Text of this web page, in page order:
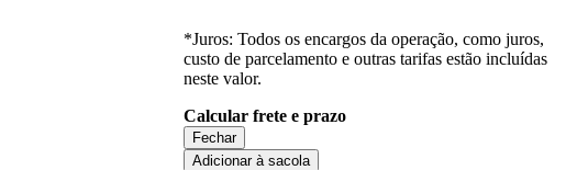
*Juros: Todos os encargos da operação, como juros,
custo de parcelamento e outras tarifas estão incluídas
neste valor.
Calcular frete e prazo
Fechar
Adicionar à sacola